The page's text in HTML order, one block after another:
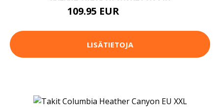
109.95 EUR
LISÄTIETOJA